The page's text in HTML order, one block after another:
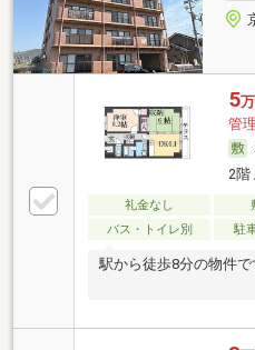
5
管
2階
礼金なし
バス・トイレ別
駐
駅から徒歩8分の物件